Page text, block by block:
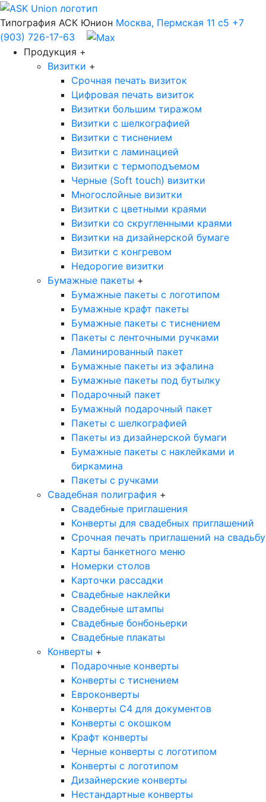
Типография АСК Юнион Москва, Пермская 11 с5 +7
(903) 726-17-63
Продукция +
Визитки +
Срочная печать визиток
Цифровая печать визиток
Визитки большим тиражом
Визитки с шелкографией
Визитки с тиснением
Визитки с ламинацией
Визитки с термоподъемом
Черные (Soft touch) визитки
Многослойные визитки
Визитки с цветными краями
Визитки со скругленными краями
Визитки на дизайнерской бумаге
Визитки с конгревом
Недорогие визитки
Бумажные пакеты +
Бумажные пакеты с логотипом
Бумажные крафт пакеты
Бумажные пакеты с тиснением
Пакеты с ленточными ручками
Ламинированный пакет
Бумажные пакеты из эфалина
Бумажные пакеты под бутылку
Подарочный пакет
Бумажный подарочный пакет
Пакеты с шелкографией
Пакеты из дизайнерской бумаги
Бумажные пакеты с наклейками и
биркамина
Пакеты с ручками
Свадебная полиграфия +
Свадебные приглашения
Конверты для свадебных приглашений
Срочная печать приглашений на свадьбу
Карты банкетного меню
Номерки столов
Карточки рассадки
Свадебные наклейки
Свадебные штампы
Свадебные бонбоньерки
Свадебные плакаты
Конверты +
Подарочные конверты
Конверты с тиснением
Евроконверты
Конверты С4 для документов
Конверты с окошком
Крафт конверты
Черные конверты с логотипом
Конверты с логотипом
Дизайнерские конверты
Нестандартные конверты